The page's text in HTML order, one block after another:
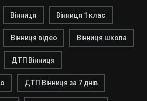
Вінниця Вінниця 1 клас
Вінниця відео Вінниця школа
ДТП Вінниця
ДТП Вінниця за 7 днів